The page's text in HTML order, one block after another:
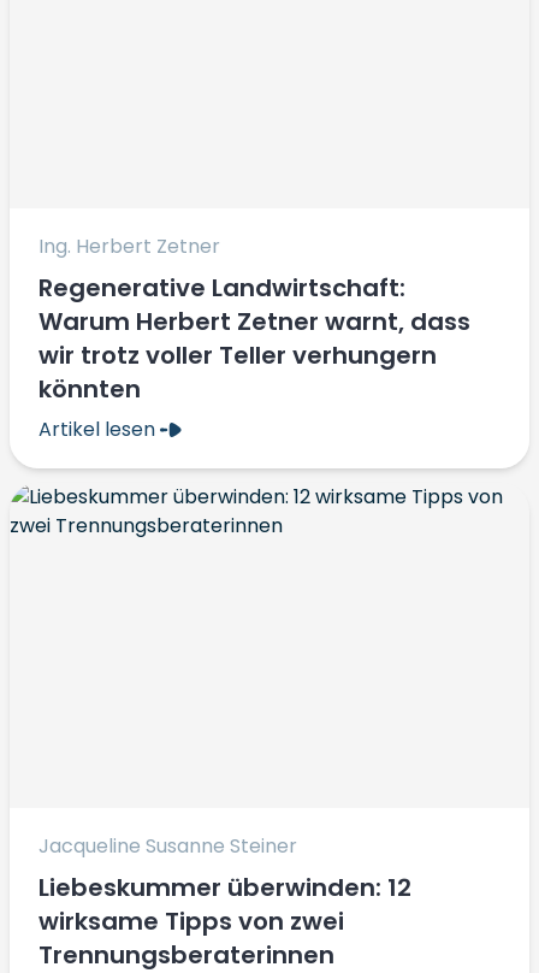
Ing. Herbert Zetner
Regenerative Landwirtschaft:
Warum Herbert Zetner warnt, dass
wir trotz voller Teller verhungern
könnten
Artikel lesen
Jacqueline Susanne Steiner
Liebeskummer überwinden: 12
wirksame Tipps von zwei
Trennungsberaterinnen